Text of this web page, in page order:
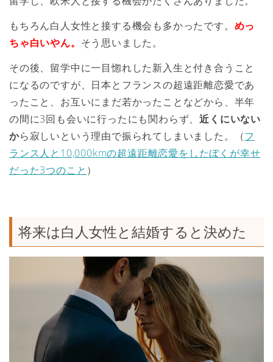
もちろん白人女性と接する機会も多かったです。 めっ
ちゃ白いやん。 そう思いました。
その後、留学中に一目惚れした新入生と付き合うこと
になるのですが、日本とフランスの超遠距離恋愛であ
ったこと、お互いにまだ若かったことなどから、半年
の間に3回も会いに行ったにも関わらず、近くにいない
から寂しいという理由で振られてしまいました。（フ
ランス人と10,000kmの超遠距離恋愛をしたぼくが幸せ
だった3つのこと ）
将来は白人女性と結婚すると決めた